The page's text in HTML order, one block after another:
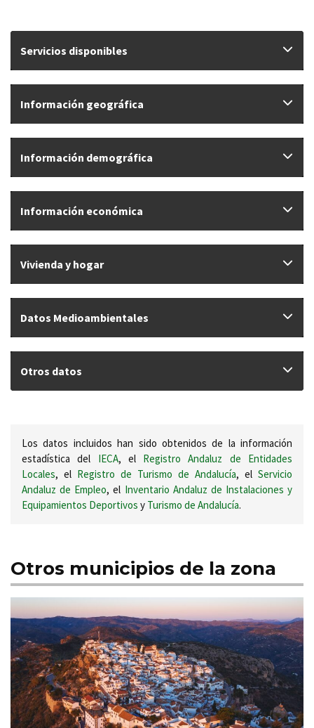
Servicios disponibles
Información geográfica
Información demográfica
Información económica
Vivienda y hogar
Datos Medioambientales
Otros datos
Los datos incluidos han sido obtenidos de la información
estadística del IECA, el Registro Andaluz de Entidades
Locales, el Registro de Turismo de Andalucía, el Servicio
Andaluz de Empleo, el Inventario Andaluz de Instalaciones y
Equipamientos Deportivos y Turismo de Andalucía.
Otros municipios de la zona